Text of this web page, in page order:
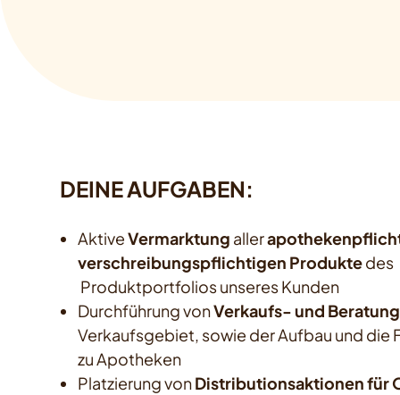
DEINE AUFGABEN:
AktiveVermarktung aller
verschreibungspflichtigen Produktedes
Produktportfolios unseres Kunden
Durchführung vonVerkaufs- und
Verkaufsgebiet, sowie der Aufbau und die
zu Apotheken
Platzierung vonDistributionsaktionen für